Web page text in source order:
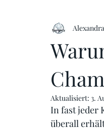
Aktualisiert: 3.
In fast jeder
überall